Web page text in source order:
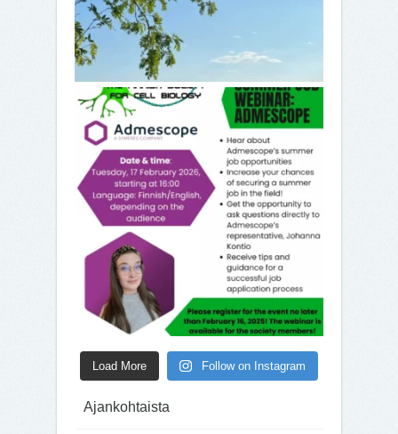
Load More Follow on Instagram
Ajankohtaista